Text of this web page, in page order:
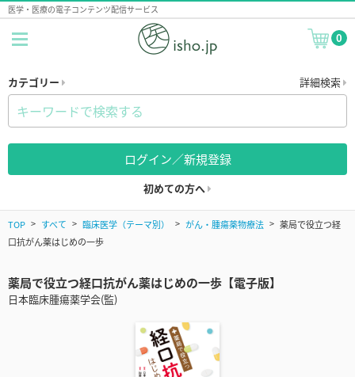
医学・医療の電子コンテンツ配信サービス
0
カテゴリー 詳細検索
ログイン／新規登録
初めての方へ
TOP すべて 臨床医学（テーマ別） がん・腫瘍薬物療法
薬局で役立つ経
口抗がん薬はじめの一歩
薬局で役立つ経口抗がん薬はじめの一歩【電子版】
日本臨床腫瘍薬学会(監)